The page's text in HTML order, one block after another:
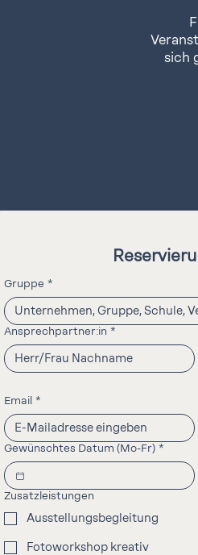
sich
Gruppe *
Ansprechpartner:in *
Email *
Gewünschtes Datum (Mo-Fr) *
Zusatzleistungen
Ausstellungsbegleitung
Fotoworkshop kreativ